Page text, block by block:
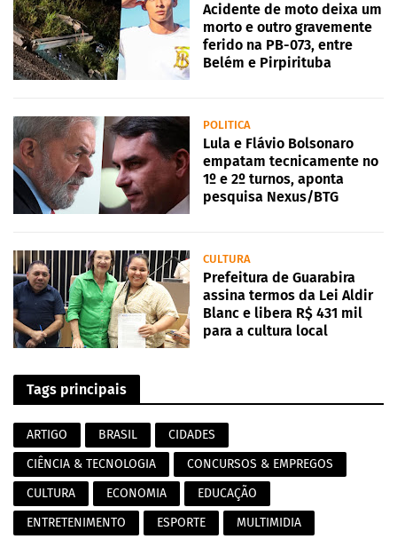
Acidente de moto deixa um
morto e outro gravemente
ferido na PB-073, entre
Belém e Pirpirituba
POLITICA
Lula e Flávio Bolsonaro
empatam tecnicamente no
1º e 2º turnos, aponta
pesquisa Nexus/BTG
CULTURA
Prefeitura de Guarabira
assina termos da Lei Aldir
Blanc e libera R$ 431 mil
para a cultura local
Tags principais
ARTIGO BRASIL
CIDADES
CIÊNCIA & TECNOLOGIA
CONCURSOS & EMPREGOS
CULTURA
ECONOMIA
EDUCAÇÃO
ENTRETENIMENTO
ESPORTE MULTIMIDIA